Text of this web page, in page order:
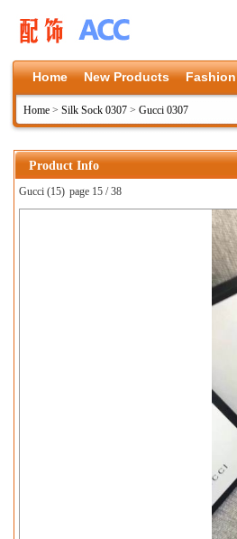
Home New Products Fashion
Home > Silk Sock 0307 > Gucci 0307
Product Info
Gucci (15) page 15 / 38